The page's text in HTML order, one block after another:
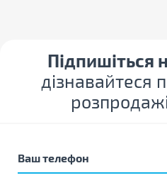
Підпишіться
дізнавайтеся